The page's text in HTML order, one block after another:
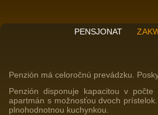
PENSJONAT
Penzión má celoročnú prevádzku.
Penzión disponuje kapacitou v
apartmán s možnosťou dvoch
plnohodnotnou kuchynkou.